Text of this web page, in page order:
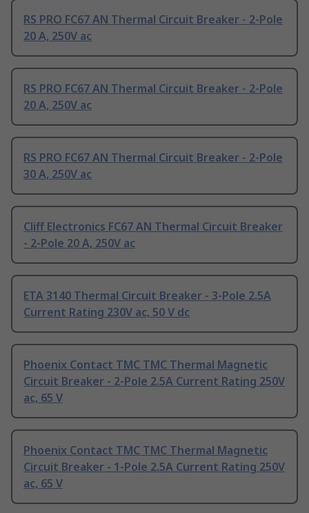
RS PRO FC67 AN Thermal Circuit Breaker - 2-Pole
20 A, 250V ac
RS PRO FC67 AN Thermal Circuit Breaker - 2-Pole
20 A, 250V ac
RS PRO FC67 AN Thermal Circuit Breaker - 2-Pole
30 A, 250V ac
Cliff Electronics FC67 AN Thermal Circuit Breaker
- 2-Pole 20 A, 250V ac
ETA 3140 Thermal Circuit Breaker - 3-Pole 2.5A
Current Rating 230V ac, 50 V dc
Phoenix Contact TMC TMC Thermal Magnetic
Circuit Breaker - 2-Pole 2.5A Current Rating 250V
ac, 65 V
Phoenix Contact TMC TMC Thermal Magnetic
Circuit Breaker - 1-Pole 2.5A Current Rating 250V
ac, 65 V